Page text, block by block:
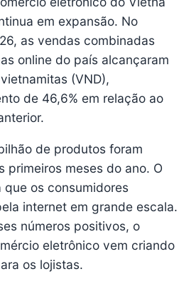
em expansão. No
as vendas combinadas
online do país alcançaram
(VND),
de 46,6% em relação ao
de produtos foram
primeiros meses do ano. O
os consumidores
internet em grande escala.
números positivos, o
eletrônico vem criando
os lojistas.